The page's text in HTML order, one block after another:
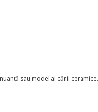
sau model al cănii ceramice.